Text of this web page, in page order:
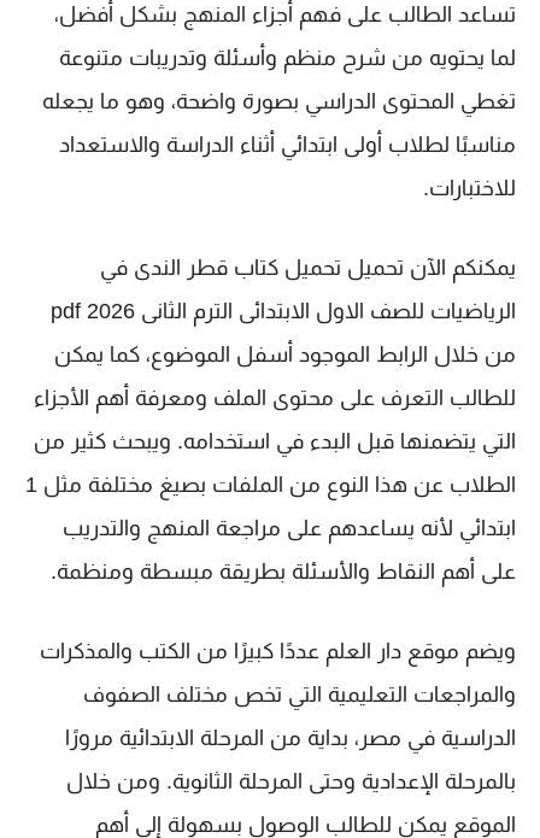
تساعد الطالب على فهم أجزاء المنهج بشكل أفضل،
لما يحتويه من شرح منظم وأسئلة وتدريبات متنوعة
تغطي المحتوى الدراسي بصورة واضحة، وهو ما يجعله
مناسبًا لطلاب أولى ابتدائي أثناء الدراسة والاستعداد
للاختبارات.
يمكنكم الآن تحميل تحميل كتاب قطر الندى في
الرياضيات للصف الاول الابتدائى الترم الثانى 2026 pdf
من خلال الرابط الموجود أسفل الموضوع، كما يمكن
للطالب التعرف على محتوى الملف ومعرفة أهم الأجزاء
التي يتضمنها قبل البدء في استخدامه. ويبحث كثير من
الطلاب عن هذا النوع من الملفات بصيغ مختلفة مثل 1
ابتدائي لأنه يساعدهم على مراجعة المنهج والتدريب
على أهم النقاط والأسئلة بطريقة مبسطة ومنظمة.
ويضم موقع دار العلم عددًا كبيرًا من الكتب والمذكرات
والمراجعات التعليمية التي تخص مختلف الصفوف
الدراسية في مصر، بداية من المرحلة الابتدائية مرورًا
بالمرحلة الإعدادية وحتى المرحلة الثانوية. ومن خلال
الموقع يمكن للطالب الوصول بسهولة إلى أهم